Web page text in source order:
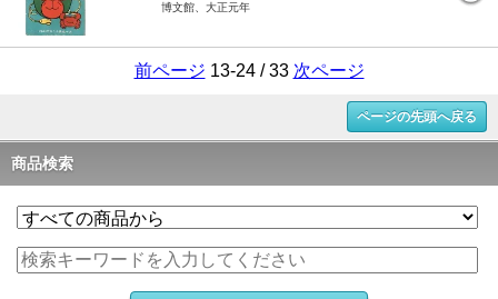
博文館、大正元年
前ページ 13-24 / 33 次ページ
ページの先頭へ戻る
商品検索